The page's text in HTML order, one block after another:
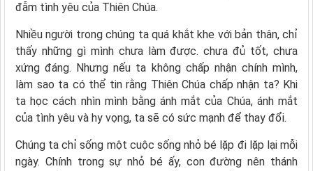
đẫm tình yêu của Thiên Chúa.
Nhiều người trong chúng ta quá khắt khe với bản thân, chỉ
thấy những gì mình chưa làm được. chưa đủ tốt, chưa
xứng đáng. Nhưng nếu ta không chấp nhận chính mình,
làm sao ta có thể tin rằng Thiên Chúa chấp nhận ta? Khi
ta học cách nhìn mình bằng ánh mắt của Chúa, ánh mắt
của tình yêu và hy vọng, ta sẽ có sức mạnh để thay đổi.
Chúng ta chỉ sống một cuộc sống nhỏ bé lặp đi lặp lại mỗi
ngày. Chính trong sự nhỏ bé ấy, con đường nên thánh